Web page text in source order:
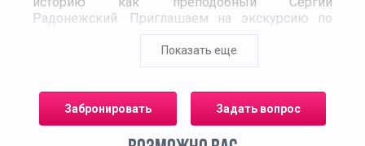
Радонежский. Приглашаем на экскурсию по
Посада – это Троице-Сергиева Лавра. Это
самый известный и красивый монастырь
Показать еще
Забронировать Задать вопрос